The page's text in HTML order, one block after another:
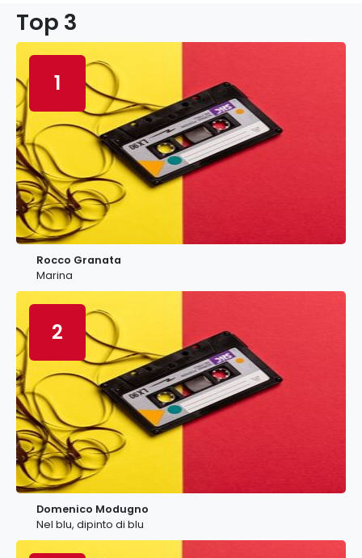
Top 3
1
Rocco Granata
Marina
2
Domenico Modugno
Nel blu, dipinto di blu